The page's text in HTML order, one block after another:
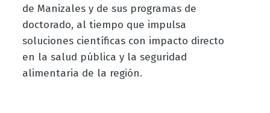
de Manizales y de sus programas de
doctorado, al tiempo que impulsa
soluciones científicas con impacto directo
en la salud pública y la seguridad
alimentaria de la región.